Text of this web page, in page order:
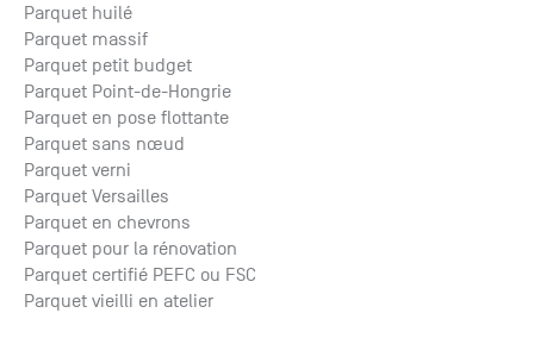
Parquet huilé
Parquet massif
Parquet petit budget
Parquet Point-de-Hongrie
Parquet en pose flottante
Parquet sans nœud
Parquet verni
Parquet Versailles
Parquet en chevrons
Parquet pour la rénovation
Parquet certifié PEFC ou FSC
Parquet vieilli en atelier